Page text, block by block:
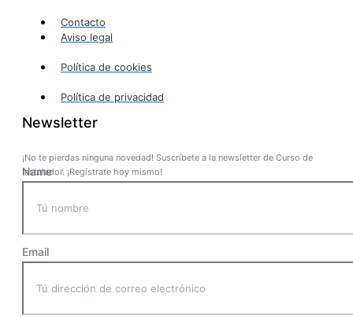
Contacto
Aviso legal
Política de cookies
Política de privacidad
Newsletter
¡No te pierdas ninguna novedad! Suscríbete a la newsletter de Curso de
Instalador. ¡Regístrate hoy mismo!
Name
Email